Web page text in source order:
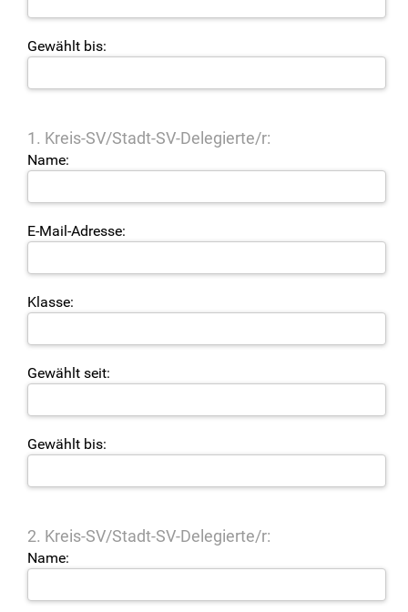
Gewählt bis:
1. Kreis-SV/Stadt-SV-Delegierte/r:
Name:
E-Mail-Adresse:
Klasse:
Gewählt seit:
Gewählt bis:
2. Kreis-SV/Stadt-SV-Delegierte/r:
Name: